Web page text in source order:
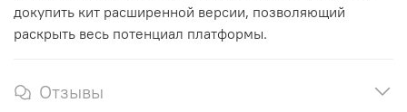
докупить кит расширенной версии, позволяющий
раскрыть весь потенциал платформы.
Отзывы